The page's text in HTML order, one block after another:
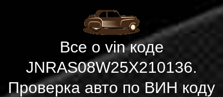
Все о vin коде
JNRAS08W25X210136.
Проверка авто по ВИН коду